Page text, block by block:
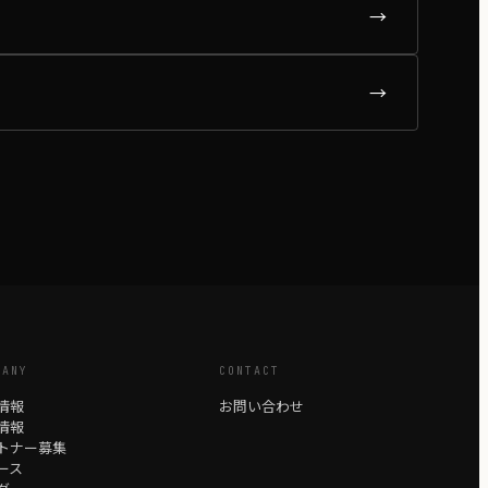
→
→
報
報
ナー募集
ス
CONTACT
お問い合わせ